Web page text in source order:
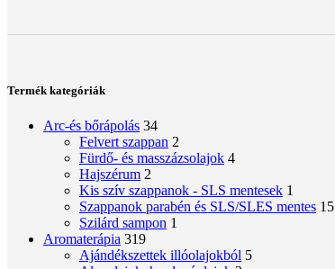
Termék kategóriák
Arc-és bőrápolás 34
Felvert szappan 2
Fürdő- és masszázsolajok 4
Hajszérum 2
Kis szív szappanok - SLS mentesek 1
Szappanok parabén és SLS/SLES mentes 15
Szilárd sampon 1
Aromaterápia 319
Ajándékszettek illóolajokból 5